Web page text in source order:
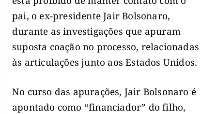
pai, o ex-presidente Jair Bolsonaro,
durante as investigações que apuram
suposta coação no processo, relacionadas
às articulações junto aos Estados Unidos.
No curso das apurações, Jair Bolsonaro é
apontado como “financiador” do filho,